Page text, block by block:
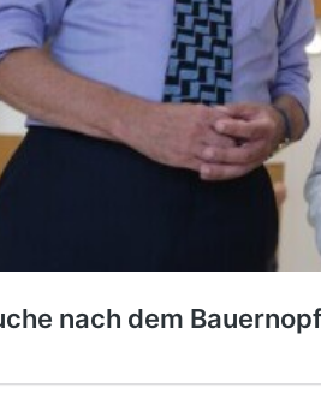
nach dem